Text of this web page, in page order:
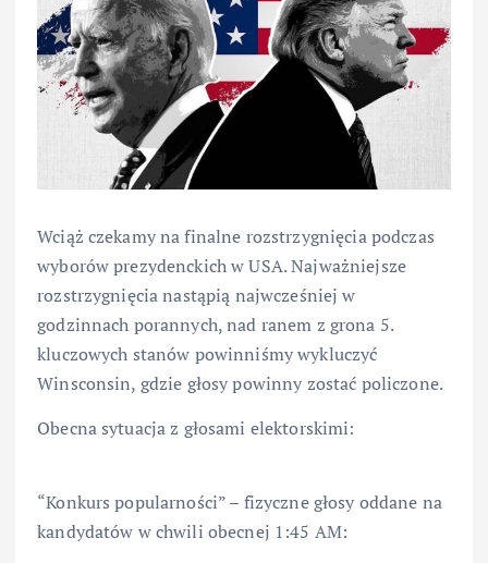
Wciąż czekamy na finalne rozstrzygnięcia podczas
wyborów prezydenckich w USA. Najważniejsze
rozstrzygnięcia nastąpią najwcześniej w
godzinnach porannych, nad ranem z grona 5.
kluczowych stanów powinniśmy wykluczyć
Winsconsin, gdzie głosy powinny zostać policzone.
Obecna sytuacja z głosami elektorskimi:
“Konkurs popularności” – fizyczne głosy oddane na
kandydatów w chwili obecnej 1:45 AM: